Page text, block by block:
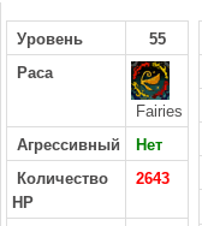
Уровень
55
Раса
Fairies
Агрессивный
Нет
Количество
HP
2643